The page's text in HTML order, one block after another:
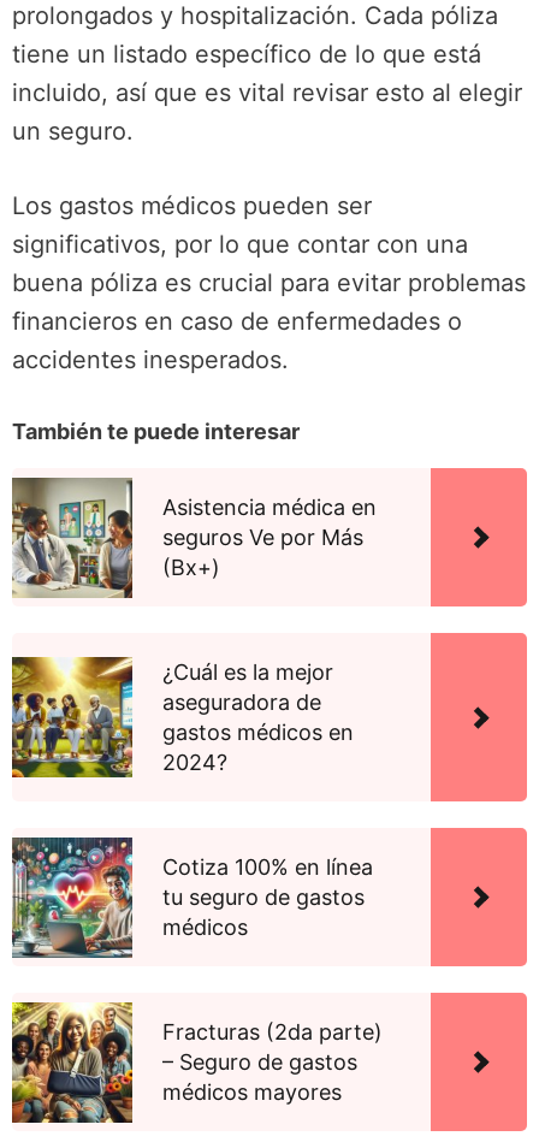
prolongados y hospitalización. Cada póliza
tiene un listado específico de lo que está
incluido, así que es vital revisar esto al elegir
un seguro.
Los gastos médicos pueden ser
significativos, por lo que contar con una
buena póliza es crucial para evitar problemas
financieros en caso de enfermedades o
accidentes inesperados.
También te puede interesar
Asistencia médica en
seguros Ve por Más
(Bx+)
¿Cuál es la mejor
aseguradora de
gastos médicos en
2024?
Cotiza 100% en línea
tu seguro de gastos
médicos
Fracturas (2da parte)
– Seguro de gastos
médicos mayores